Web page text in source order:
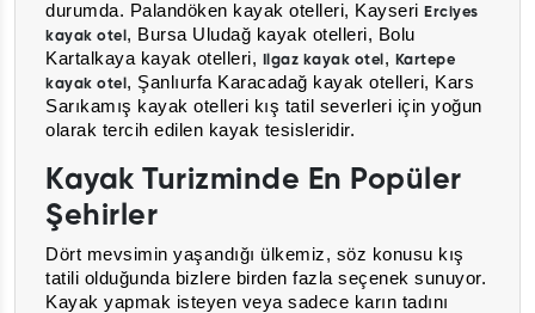
durumda. Palandöken kayak otelleri, Kayseri Erciyes
kayak otel , Bursa Uludağ kayak otelleri, Bolu
Kartalkaya kayak otelleri,
Ilgaz kayak otel ,
Kartepe
kayak otel , Şanlıurfa Karacadağ kayak otelleri, Kars
Sarıkamış kayak otelleri kış tatil severleri için yoğun
olarak tercih edilen kayak tesisleridir.
Kayak Turizminde En Popüler
Şehirler
Dört mevsimin yaşandığı ülkemiz, söz konusu kış
tatili olduğunda bizlere birden fazla seçenek sunuyor.
Kayak yapmak isteyen veya sadece karın tadını